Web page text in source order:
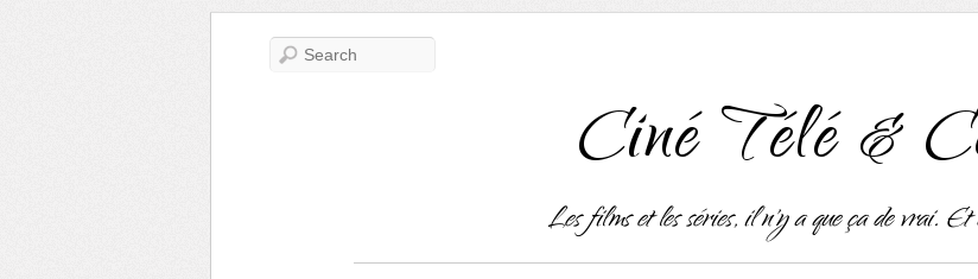
Ciné Télé &
Les films et les séries, il n'y a que ça de vrai.